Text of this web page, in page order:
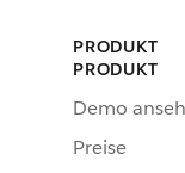
PRODUKT
PRODUKT
Demo
Preise